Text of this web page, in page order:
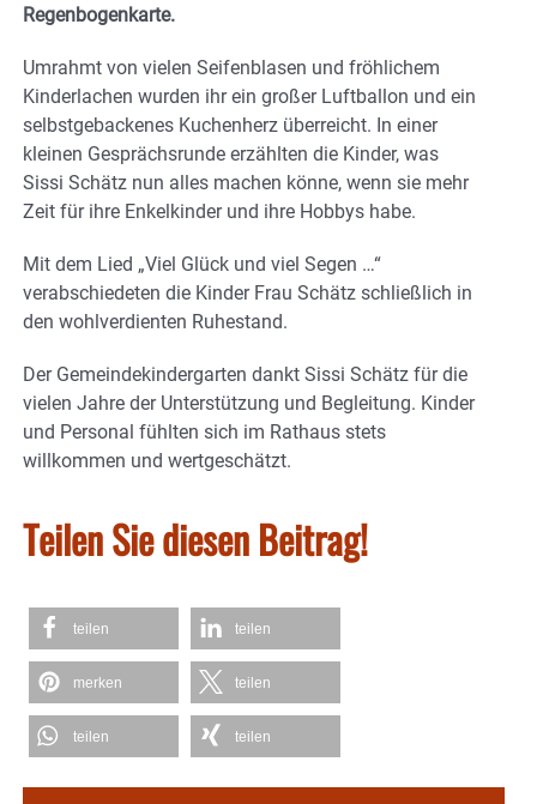
Regenbogenkarte.
Umrahmt von vielen Seifenblasen und fröhlichem
Kinderlachen wurden ihr ein großer Luftballon und ein
selbstgebackenes Kuchenherz überreicht. In einer
kleinen Gesprächsrunde erzählten die Kinder, was
Sissi Schätz nun alles machen könne, wenn sie mehr
Zeit für ihre Enkelkinder und ihre Hobbys habe.
Mit dem Lied „Viel Glück und viel Segen …“
verabschiedeten die Kinder Frau Schätz schließlich in
den wohlverdienten Ruhestand.
Der Gemeindekindergarten dankt Sissi Schätz für die
vielen Jahre der Unterstützung und Begleitung. Kinder
und Personal fühlten sich im Rathaus stets
willkommen und wertgeschätzt.
Teilen Sie diesen Beitrag!
teilen teilen
merken teilen
teilen teilen